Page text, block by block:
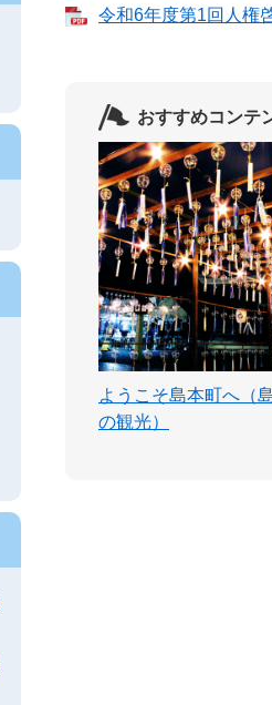
令和6年度第1回人権
おすすめコンテ
ようこそ島本町へ（
の観光）